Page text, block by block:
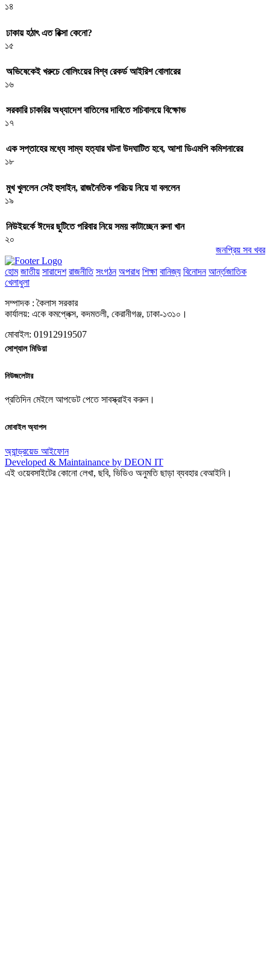
১৪
ঢাকায় হঠাৎ এত রিক্সা কেনো?
১৫
অভিষেকেই খরুচে বোলিংয়ের বিশ্ব রেকর্ড আইরিশ বোলারের
১৬
সরকারি চাকরির অধ্যাদেশ বাতিলের দাবিতে সচিবালয়ে বিক্ষোভ
১৭
এক সপ্তাহের মধ্যে সাম্য হত্যার ঘটনা উদঘাটিত হবে, আশা ডিএমপি কমিশনারের
১৮
মুখ খুললেন সেই হুসাইন, রাজনৈতিক পরিচয় নিয়ে যা বললেন
১৯
নিউইয়র্কে ঈদের ছুটিতে পরিবার নিয়ে সময় কাটাচ্ছেন রুনা খান
২০
জনপ্রিয় সব খবর
হোম জাতীয় সারাদেশ রাজনীতি সংগঠন অপরাধ শিক্ষা বানিজ্য বিনোদন আর্ন্তজাতিক
খেলাধুলা
সম্পাদক : কৈলাস সরকার
কার্যালয়: একে কমপ্লেক্স, কদমতলী, কেরানীগঞ্জ, ঢাকা-১৩১০।
মোবাইল: 01912919507
সোশ্যাল মিডিয়া
নিউজলেটার
প্রতিদিন মেইলে আপডেট পেতে সাবস্ক্রাইব করুন।
মোবাইল অ্যাপস
অ্যান্ড্রয়েড আইফোন
Developed & Maintainance by DEON IT
এই ওয়েবসাইটের কোনো লেখা, ছবি, ভিডিও অনুমতি ছাড়া ব্যবহার বেআইনি।